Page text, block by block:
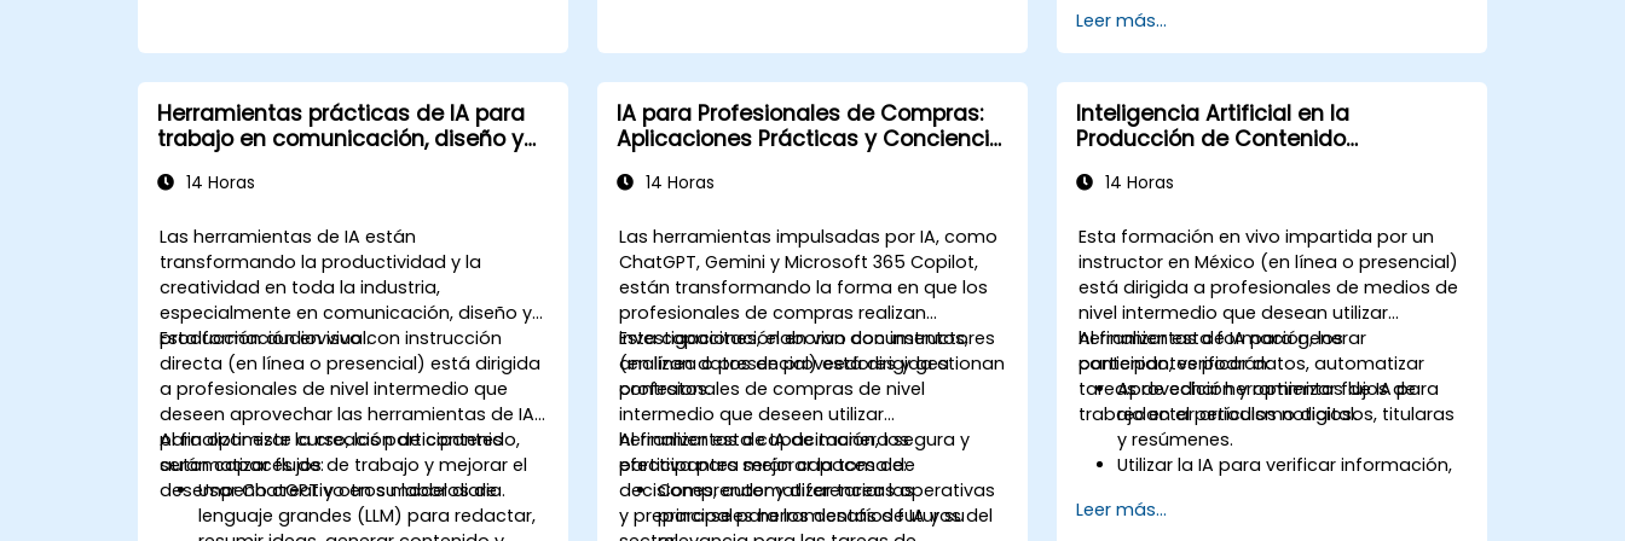
Leer más...
Herramientas prácticas de IA para
trabajo en comunicación, diseño y
14 Horas
Las herramientas de IA están
transformando la productividad y la
creatividad en toda la industria,
especialmente en comunicación, diseño y
producción audiovisual.
Esta formación en vivo con instrucción
directa (en línea o presencial) está dirigida
a profesionales de nivel intermedio que
deseen aprovechar las herramientas de IA
para optimizar la creación de contenido,
automatizar flujos de trabajo y mejorar el
desempeño creativo en su labor diaria.
Al finalizar este curso, los participantes
serán capaces de:
Usar ChatGPT y otros modelos de
lenguaje grandes (LLM) para redactar,
IA para Profesionales de Compras:
Aplicaciones Prácticas y Conciencia
14 Horas
Las herramientas impulsadas por IA, como
ChatGPT, Gemini y Microsoft 365 Copilot,
están transformando la forma en que los
profesionales de compras realizan
investigaciones, elaboran documentos,
analizan datos de proveedores y gestionan
contratos.
Esta capacitación en vivo con instructores
(en línea o presencial) está dirigida a
profesionales de compras de nivel
intermedio que deseen utilizar
herramientas de IA de manera segura y
efectiva para mejorar la toma de
decisiones, automatizar tareas operativas
y prepararse para los desafíos futuros del
Al finalizar esta capacitación, los
participantes serán capaces de:
Comprender y diferenciar las
principales herramientas de IA y su
Inteligencia Artificial en la
Producción de Contenido
14 Horas
Esta formación en vivo impartida por un
instructor en México (en línea o presencial)
está dirigida a profesionales de medios de
nivel intermedio que desean utilizar
herramientas de IA para generar
contenido, verificar datos, automatizar
tareas de edición y optimizar flujos de
trabajo en el periodismo digital.
Al finalizar esta formación, los
participantes podrán:
Aprovechar herramientas de IA para
redactar artículos noticiosos, titularas
y resúmenes.
Utilizar la IA para verificar información,
el tono y la claridad.
Leer más...